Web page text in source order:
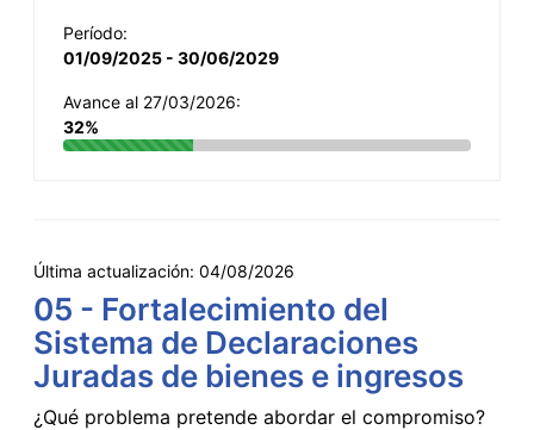
Período:
01/09/2025 - 30/06/2029
Avance al 27/03/2026:
32%
Última actualización: 04/08/2026
05 - Fortalecimiento del
Sistema de Declaraciones
Juradas de bienes e ingresos
¿Qué problema pretende abordar el compromiso?